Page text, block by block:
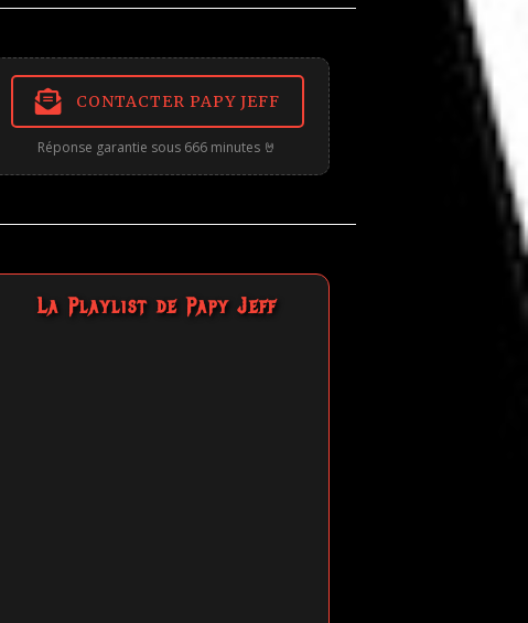
CONTACTER PAPY JEFF
Réponse garantie sous 666 minutes 🤘
La Playlist de Papy Jeff